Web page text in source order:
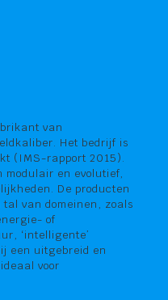
van
Het bedrijf is
(IMS-rapport 2015).
modulair en evolutief,
De producten
van domeinen, zoals
of
‘intelligente’
een uitgebreid en
voor